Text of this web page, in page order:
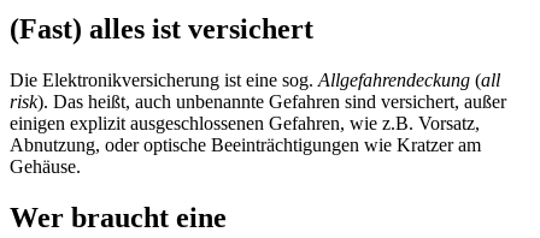
(Fast) alles ist versichert
Die Elektronikversicherung ist eine sog. Allgefahrendeckung (all
risk). Das heißt, auch unbenannte Gefahren sind versichert, außer
einigen explizit ausgeschlossenen Gefahren, wie z.B. Vorsatz,
Abnutzung, oder optische Beeinträchtigungen wie Kratzer am
Gehäuse.
Wer braucht eine